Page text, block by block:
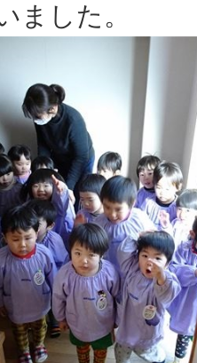
ました。